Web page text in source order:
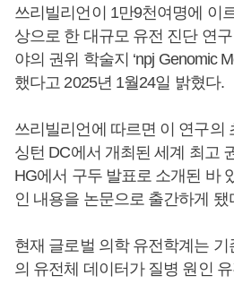
쓰리빌리언이 1만9천여명에 이
상으로 한 대규모 유전 진단 연
야의 권위 학술지 ‘npj Genomic
했다고 2025년 1월24일 밝혔다.
쓰리빌리언에 따르면 이 연구의
싱턴 DC에서 개최된 세계 최고
HG에서 구두 발표로 소개된 바
인 내용을 논문으로 출간하게 됐
현재 글로벌 의학 유전학계는
의 유전체 데이터가 질병 원인